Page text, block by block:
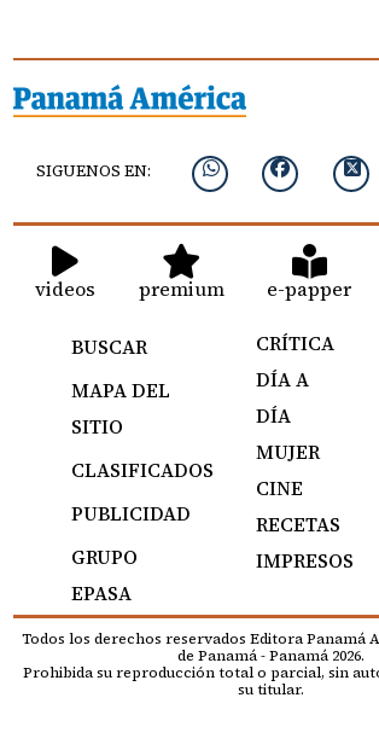
SIGUENOS EN:
videos premium e-papper
BUSCAR
MAPA DEL
SITIO
CLASIFICADOS
PUBLICIDAD
GRUPO
EPASA
CRÍTICA
DÍA A
DÍA
MUJER
CINE
RECETAS
IMPRESOS
Todos los derechos reservados Editora Panamá
de Panamá - Panamá 2026.
Prohibida su reproducción total o parcial, sin
su titular.